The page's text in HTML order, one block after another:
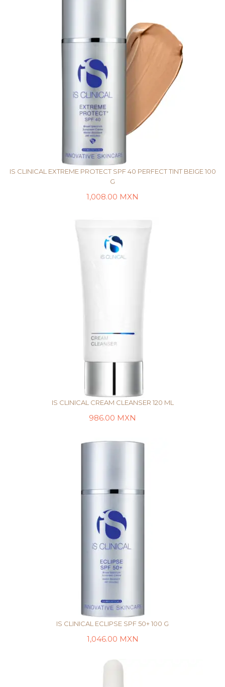
IS CLINICAL EXTREME PROTECT SPF 40 PERFECT TINT BEIGE 100
G
1,008.00 MXN
IS CLINICAL CREAM CLEANSER 120 ML
986.00 MXN
IS CLINICAL ECLIPSE SPF 50+ 100 G
1,046.00 MXN